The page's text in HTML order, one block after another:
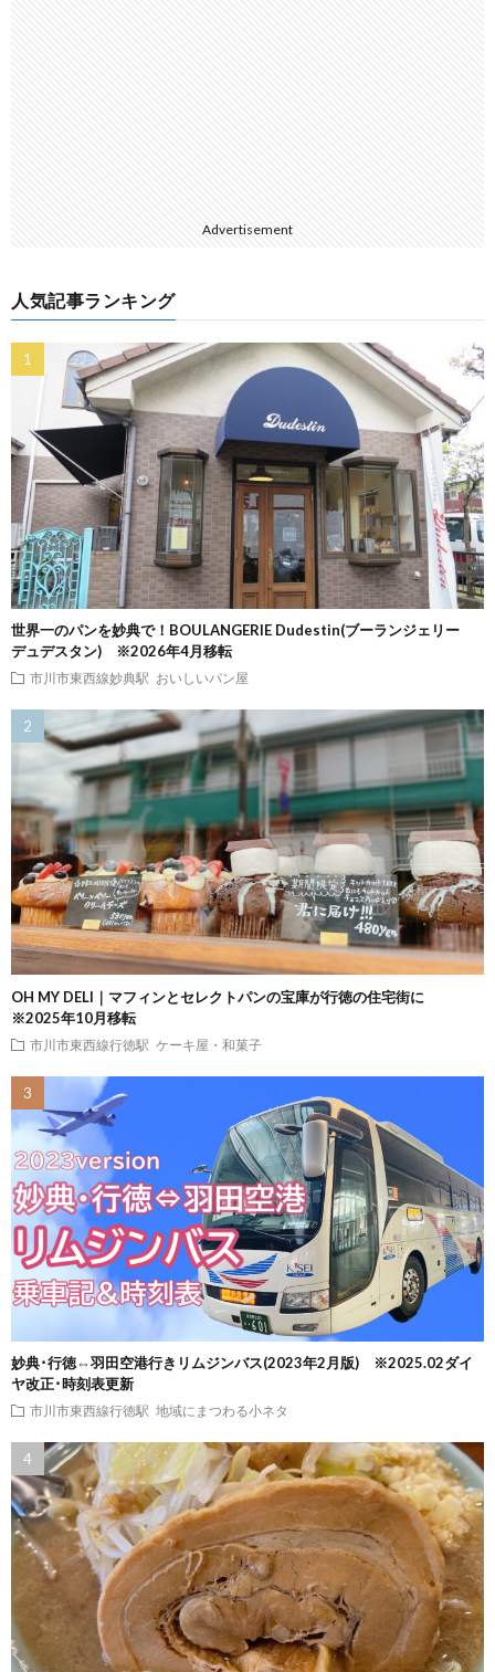
Advertisement
人気記事ランキング
世界一のパンを妙典で！BOULANGERIE Dudestin(ブーランジェリー
デュデスタン) ※2026年4月移転
市川市東西線妙典駅 おいしいパン屋
OH MY DELI｜マフィンとセレクトパンの宝庫が行徳の住宅街に
※2025年10月移転
市川市東西線行徳駅 ケーキ屋・和菓子
妙典･行徳⇔羽田空港行きリムジンバス(2023年2月版) ※2025.02ダイ
ヤ改正･時刻表更新
市川市東西線行徳駅 地域にまつわる小ネタ